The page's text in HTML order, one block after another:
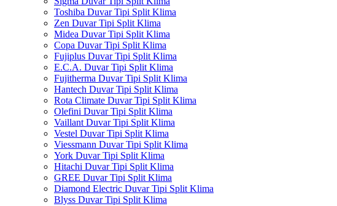
Toshiba Duvar Tipi Split Klima
Zen Duvar Tipi Split Klima
Midea Duvar Tipi Split Klima
Copa Duvar Tipi Split Klima
Fujiplus Duvar Tipi Split Klima
E.C.A. Duvar Tipi Split Klima
Fujitherma Duvar Tipi Split Klima
Hantech Duvar Tipi Split Klima
Rota Climate Duvar Tipi Split Klima
Olefini Duvar Tipi Split Klima
Vaillant Duvar Tipi Split Klima
Vestel Duvar Tipi Split Klima
Viessmann Duvar Tipi Split Klima
York Duvar Tipi Split Klima
Hitachi Duvar Tipi Split Klima
GREE Duvar Tipi Split Klima
Diamond Electric Duvar Tipi Split Klima
Blyss Duvar Tipi Split Klima